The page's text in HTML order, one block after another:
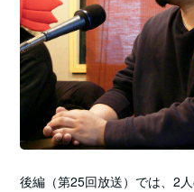
後編（第25回放送）では、2